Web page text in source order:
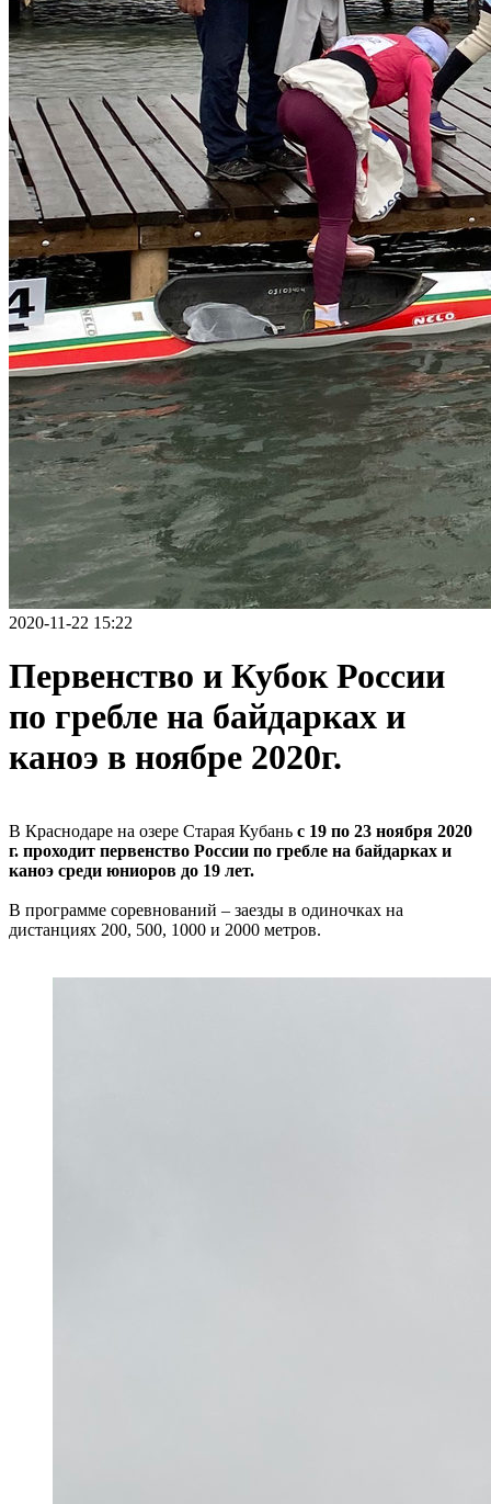
2020-11-22 15:22
Первенство и Кубок России
по гребле на байдарках и
каноэ в ноябре 2020г.
В Краснодаре на озере Старая Кубань с 19 по 23 ноября 2020
г. проходит первенство России по гребле на байдарках и
каноэ среди юниоров до 19 лет.
В программе соревнований – заезды в одиночках на
дистанциях 200, 500, 1000 и 2000 метров.